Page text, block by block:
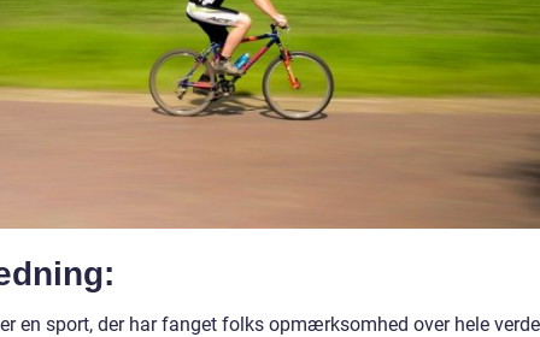
en sport, der har fanget folks opmærksomhed over hele